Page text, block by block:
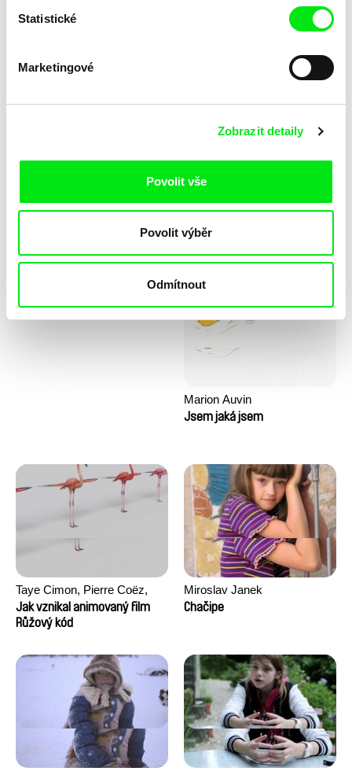
Statistické
Marketingové
Zobrazit detaily
Povolit vše
Povolit výběr
Odmítnout
KO but happy
Marion Auvin
Jsem jaká jsem
Taye Cimon, Pierre Coëz,
Julie Groux, Sandra Leydier,
Manuarii Morel, Romain
Jak vznikal animovaný film
Růžový kód
Miroslav Janek
Chačipe